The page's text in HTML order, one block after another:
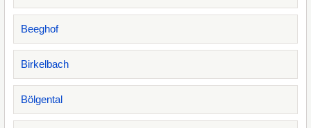
Beeghof
Birkelbach
Bölgental